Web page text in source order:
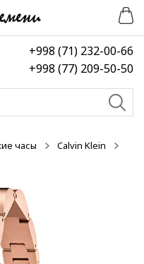
+998 (71) 232-00-66
+998 (77) 209-50-50
часы
Calvin Klein